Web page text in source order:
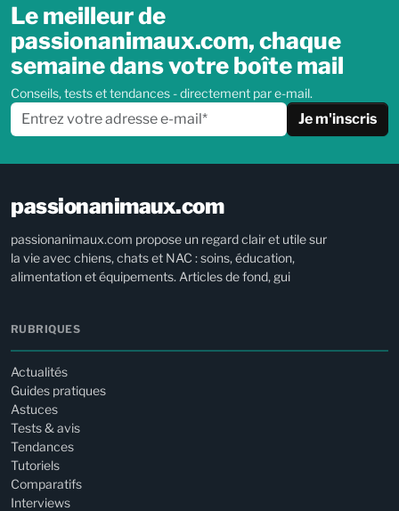
Le meilleur de
passionanimaux.com, chaque
semaine dans votre boîte mail
Conseils, tests et tendances - directement par e-mail.
Je m'inscris
passionanimaux.com
passionanimaux.com propose un regard clair et utile sur
la vie avec chiens, chats et NAC : soins, éducation,
alimentation et équipements. Articles de fond, gui
RUBRIQUES
Actualités
Guides pratiques
Astuces
Tests & avis
Tendances
Tutoriels
Comparatifs
Interviews